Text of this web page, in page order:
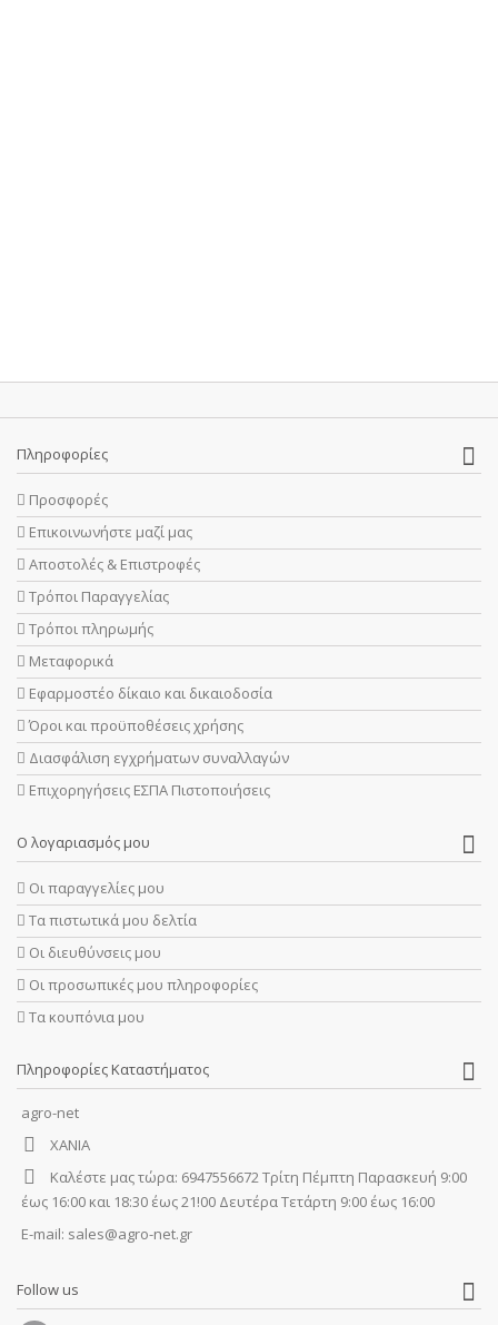
Πληροφορίες
Προσφορές
Επικοινωνήστε μαζί μας
Αποστολές & Επιστροφές
Τρόποι Παραγγελίας
Τρόποι πληρωμής
Μεταφορικά
Εφαρμοστέο δίκαιο και δικαιοδοσία
Όροι και προϋποθέσεις χρήσης
Διασφάλιση εγχρήματων συναλλαγών
Επιχορηγήσεις ΕΣΠΑ Πιστοποιήσεις
Ο λογαριασμός μου
Οι παραγγελίες μου
Τα πιστωτικά μου δελτία
Οι διευθύνσεις μου
Οι προσωπικές μου πληροφορίες
Τα κουπόνια μου
Πληροφορίες Καταστήματος
agro-net
ΧΑΝΙΑ
Καλέστε μας τώρα: 6947556672 Τρίτη Πέμπτη Παρασκευή 9:00
έως 16:00 και 18:30 έως 21!00 Δευτέρα Τετάρτη 9:00 έως 16:00
E-mail: sales@agro-net.gr
Follow us